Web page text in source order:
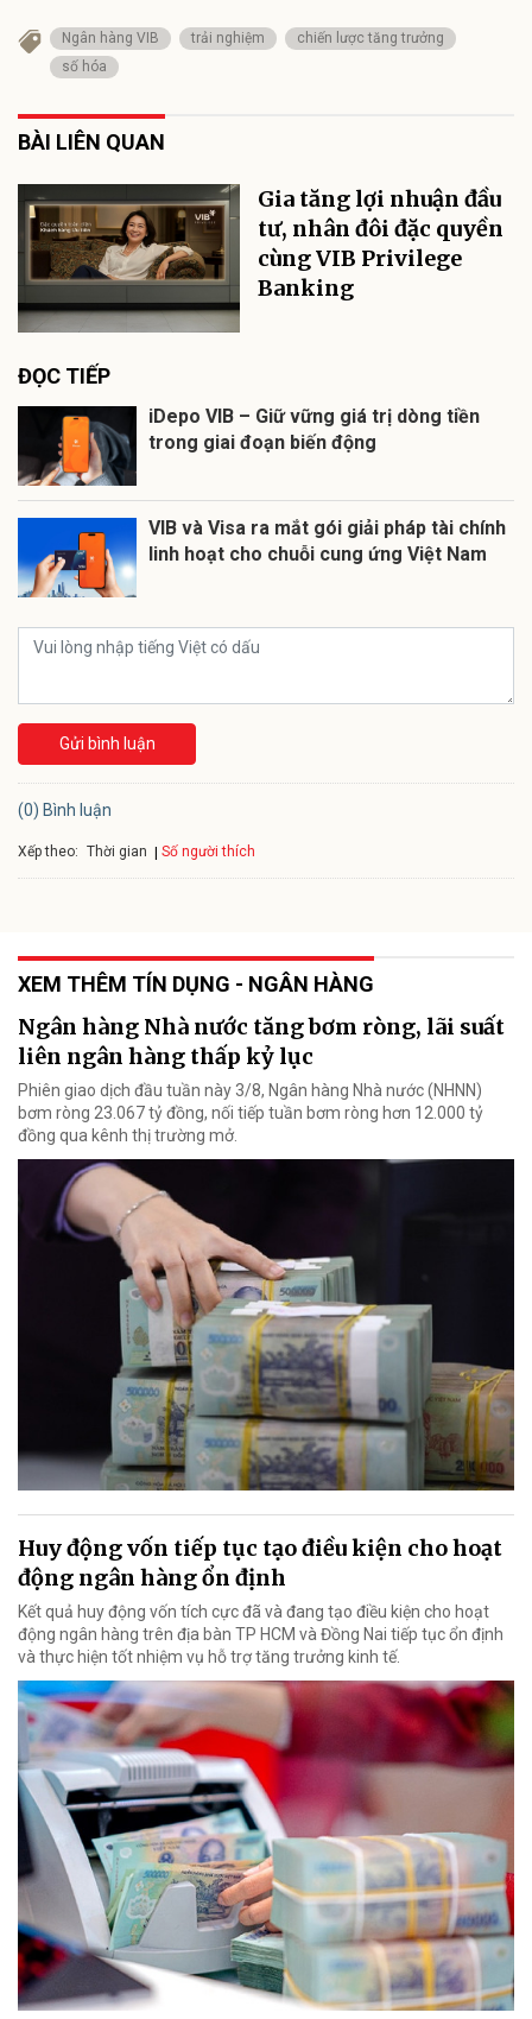
Ngân hàng VIB trải nghiệm
chiến lược tăng trưởng
số hóa
BÀI LIÊN QUAN
Gia tăng lợi nhuận đầu
tư, nhân đôi đặc quyền
cùng VIB Privilege
Banking
ĐỌC TIẾP
iDepo VIB – Giữ vững giá trị dòng tiền
trong giai đoạn biến động
VIB và Visa ra mắt gói giải pháp tài chính
linh hoạt cho chuỗi cung ứng Việt Nam
Gửi bình luận
(0) Bình luận
Xếp theo: Thời gian Số người thích
XEM THÊM TÍN DỤNG - NGÂN HÀNG
Ngân hàng Nhà nước tăng bơm ròng, lãi suất
liên ngân hàng thấp kỷ lục
Phiên giao dịch đầu tuần này 3/8, Ngân hàng Nhà nước (NHNN)
bơm ròng 23.067 tỷ đồng, nối tiếp tuần bơm ròng hơn 12.000 tỷ
đồng qua kênh thị trường mở.
Huy động vốn tiếp tục tạo điều kiện cho hoạt
động ngân hàng ổn định
Kết quả huy động vốn tích cực đã và đang tạo điều kiện cho hoạt
động ngân hàng trên địa bàn TP HCM và Đồng Nai tiếp tục ổn định
và thực hiện tốt nhiệm vụ hỗ trợ tăng trưởng kinh tế.